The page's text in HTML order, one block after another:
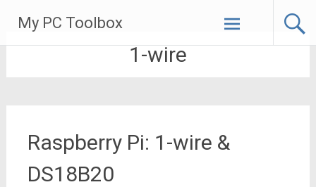
content
My PC Toolbox
1-wire
Raspberry Pi: 1-wire &
DS18B20